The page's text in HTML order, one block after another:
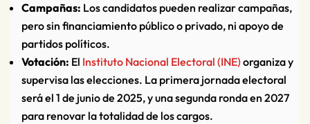
Campañas: Los candidatos pueden realizar campañas,
pero sin financiamiento público o privado, ni apoyo de
partidos políticos.
Votación: El Instituto Nacional Electoral (INE)organiza y
supervisa las elecciones. La primera jornada electoral
será el 1 de junio de 2025, y una segunda ronda en 2027
para renovar la totalidad de los cargos.